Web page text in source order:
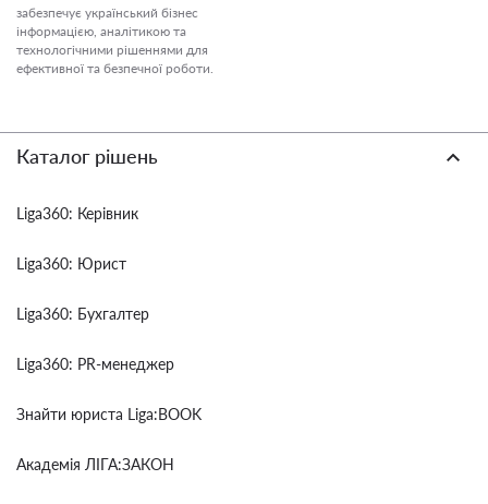
забезпечує український бізнес
інформацією, аналітикою та
технологічними рішеннями для
ефективної та безпечної роботи.
Каталог рішень
Liga360: Керівник
Liga360: Юрист
Liga360: Бухгалтер
Liga360: PR-менеджер
Знайти юриста Liga:BOOK
Академія ЛІГА:ЗАКОН